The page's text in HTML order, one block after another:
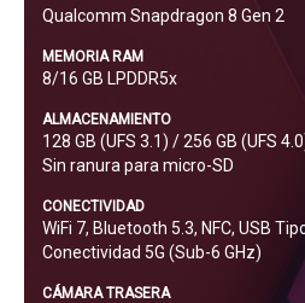
Qualcomm Snapdragon 8 Gen 2
MEMORIA RAM
8/16 GB LPDDR5x
ALMACENAMIENTO
128 GB (UFS 3.1) / 256 GB (UFS
Sin ranura para micro-SD
CONECTIVIDAD
WiFi 7, Bluetooth 5.3, NFC, USB
Conectividad 5G (Sub-6 GHz)
CÁMARA TRASERA